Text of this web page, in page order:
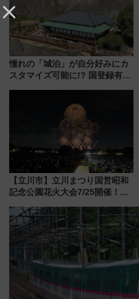
憧れの「城泊」が自分好みにカ
スタマイズ可能に!? 国登録有形
【立川市】立川まつり国営昭和
記念公園花火大会7/25開催！
混雑に要注意、その理由は